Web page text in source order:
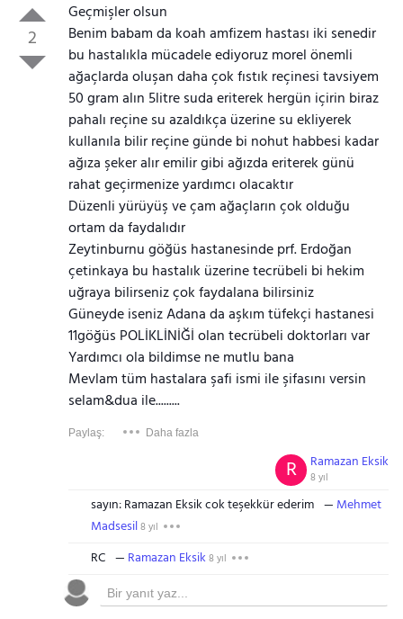
2
Geçmişler olsun
Benim babam da koah amfizem hastası iki senedir
bu hastalıkla mücadele ediyoruz morel önemli
ağaçlarda oluşan daha çok fıstık reçinesi tavsiyem
50 gram alın 5litre suda eriterek hergün içirin biraz
pahalı reçine su azaldıkça üzerine su ekliyerek
kullanıla bilir reçine günde bi nohut habbesi kadar
ağıza şeker alır emilir gibi ağızda eriterek günü
rahat geçirmenize yardımcı olacaktır
Düzenli yürüyüş ve çam ağaçların çok olduğu
ortam da faydalıdır
Zeytinburnu göğüs hastanesinde prf. Erdoğan
çetinkaya bu hastalık üzerine tecrübeli bi hekim
uğraya bilirseniz çok faydalana bilirsiniz
Güneyde iseniz Adana da aşkım tüfekçi hastanesi
11göğüs POLİKLİNİĞİ olan tecrübeli doktorları var
Yardımcı ola bildimse ne mutlu bana
Mevlam tüm hastalara şafi ismi ile şifasını versin
selam&dua ile.........
Paylaş: Daha fazla
Ramazan Eksik
8 yıl
R
sayın: Ramazan Eksik cok teşekkür ederim
Mehmet
Madsesil8 yıl
RC Ramazan Eksik 8 yıl